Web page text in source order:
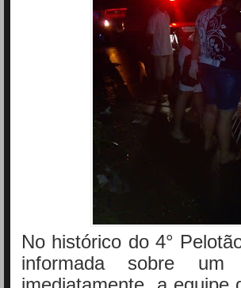
No histórico do 4°
informada sobre